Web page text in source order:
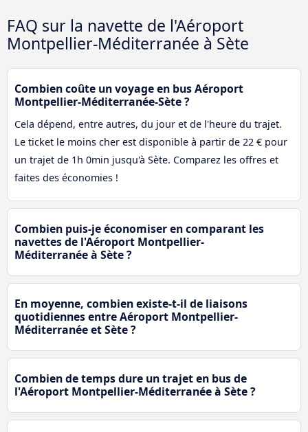
FAQ sur la navette de l'Aéroport
Montpellier-Méditerranée à Sète
Combien coûte un voyage en bus Aéroport
Montpellier-Méditerranée-Sète ?
Cela dépend, entre autres, du jour et de l'heure du trajet.
Le ticket le moins cher est disponible à partir de 22 € pour
un trajet de 1h 0min jusqu'à Sète. Comparez les offres et
faites des économies !
Combien puis-je économiser en comparant les
navettes de l'Aéroport Montpellier-
Méditerranée à Sète ?
En moyenne, combien existe-t-il de liaisons
quotidiennes entre Aéroport Montpellier-
Méditerranée et Sète ?
Combien de temps dure un trajet en bus de
l'Aéroport Montpellier-Méditerranée à Sète ?